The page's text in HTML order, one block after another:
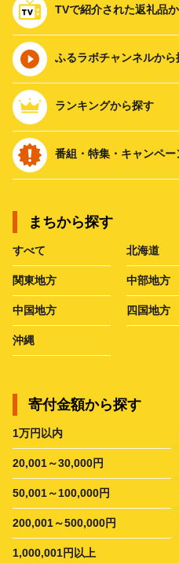
TVで紹介された返礼品
ふるラボチャンネルから
ランキングから探す
番組・特集・キャンペー
まちから探す
すべて 北海道
関東地方 中部地方
中国地方 四国地方
沖縄
寄付金額から探す
1万円以内
20,001～30,000円
50,001～100,000円
200,001～500,000円
1,000,001円以上